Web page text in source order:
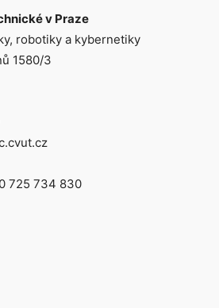
v Praze
robotiky a kybernetiky
1580/3
725 734 830